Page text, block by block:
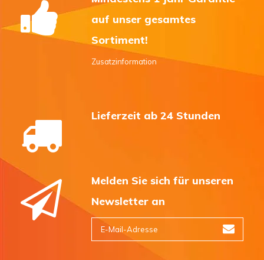
auf unser gesamtes
Sortiment!
Zusatzinformation
Lieferzeit ab 24 Stunden
Melden Sie sich für unseren
Newsletter an